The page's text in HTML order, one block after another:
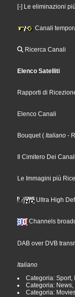
[-] Le eliminazioni
Canali
Ricerca Canali
Elenco Satelliti
Rapporti di
Elenco Canali
Bouquet( Italiano -
Il Cimitero Dei Canali
Le Immagini più
Ultra High
Channels
DAB over DVB
Italiano
Categoria: Sport,
Categoria: News,
Categoria: